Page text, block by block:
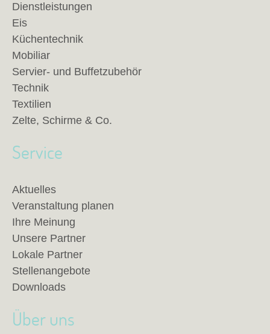
Dienstleistungen
Eis
Küchentechnik
Mobiliar
Servier- und Buffetzubehör
Technik
Textilien
Zelte, Schirme & Co.
Service
Aktuelles
Veranstaltung planen
Ihre Meinung
Unsere Partner
Lokale Partner
Stellenangebote
Downloads
Über uns